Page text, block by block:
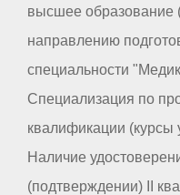
высшее образование
направлению
специальности
Специализация по
квалификации (курсы
Наличие
(подтверждении) II